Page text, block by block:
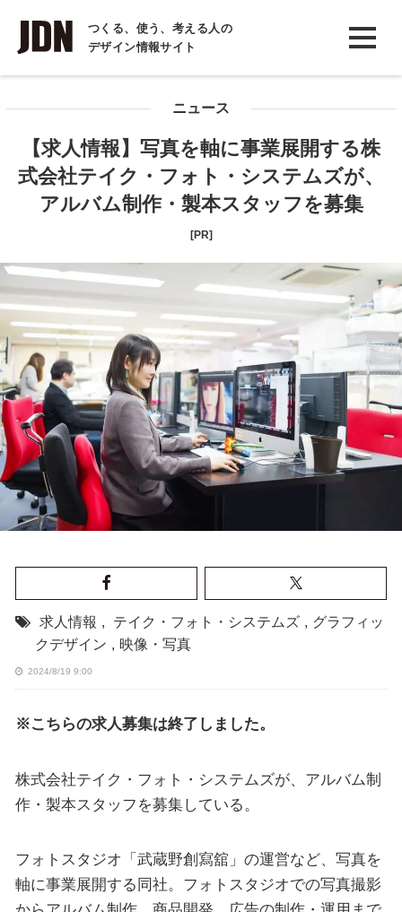
つくる、使う、考える人の
デザイン情報サイト
INTERVIEW
インタビュー
COLUMN
コラム
ニュース
【求人情報】写真を軸に事業展開する株
式会社テイク・フォト・システムズが、
アルバム制作・製本スタッフを募集
[PR]
求人情報 , テイク・フォト・システムズ , グラフィッ
クデザイン , 映像・写真
2024/8/19 9:00
※こちらの求人募集は終了しました。
株式会社テイク・フォト・システムズが、アルバム制
作・製本スタッフを募集している。
フォトスタジオ「武蔵野創寫舘」の運営など、写真を
軸に事業展開する同社。フォトスタジオでの写真撮影